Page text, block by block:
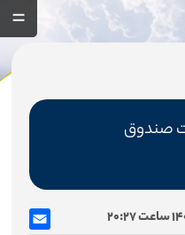
صندوق